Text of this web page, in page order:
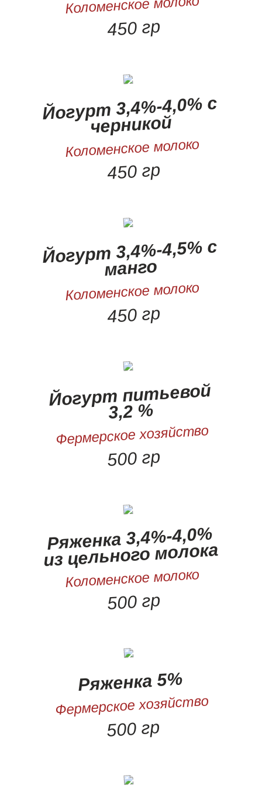
450 гр
Йогурт 3,4%-4,0% с
черникой
Коломенское молоко
450 гр
Йогурт 3,4%-4,5% с
манго
Коломенское молоко
450 гр
Йогурт питьевой
3,2 %
Фермерское хозяйство
500 гр
Ряженка 3,4%-4,0%
из цельного молока
Коломенское молоко
500 гр
Ряженка 5%
Фермерское хозяйство
500 гр